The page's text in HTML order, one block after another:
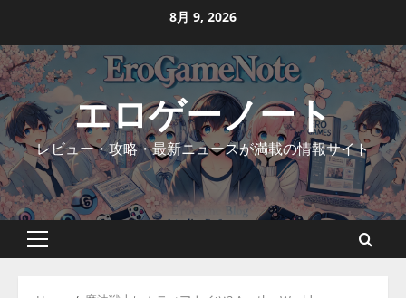
content
8月 9, 2026
エロゲーノート
レビュー・攻略・最新ニュースが満載の情報サイト
Primary